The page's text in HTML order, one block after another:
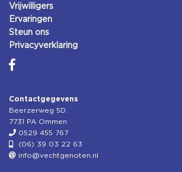
Vrijwilligers
Ervaringen
Steun ons
Privacyverklaring
Contactgegevens
Beerzerweg 5D.
7731 PA Ommen
0529 455 767
(06) 39 03 22 63
info@vechtgenoten.nl